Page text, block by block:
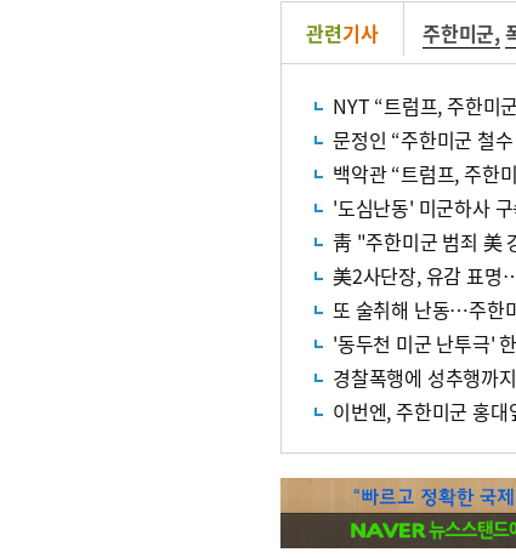
관련기사 주한미군,
NYT “트럼프, 주한미
문정인 “주한미군 철
백악관 “트럼프, 주한
'도심난동' 미군하사
靑 "주한미군 범죄 美
美2사단장, 유감 표명
또 술취해 난동…주한
'동두천 미군 난투극'
경찰폭행에 성추행까
이번엔, 주한미군 홍